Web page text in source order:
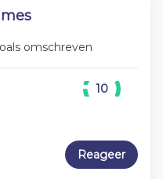
omschreven
10
Reageer